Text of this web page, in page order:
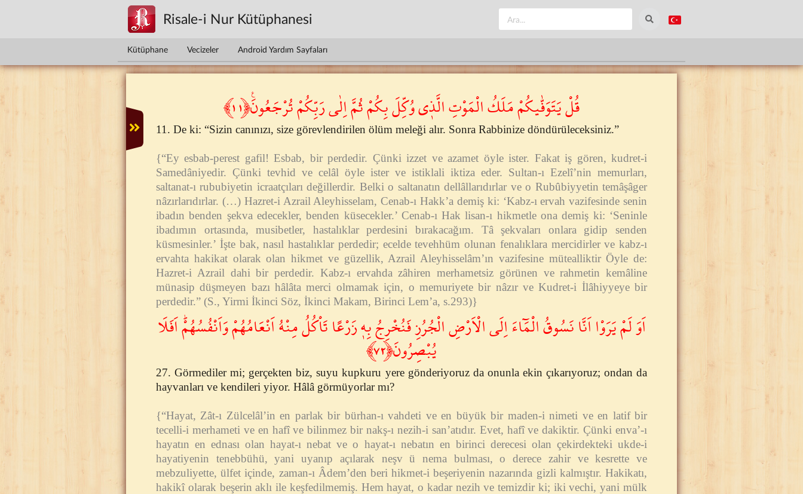
Risale-i Nur Kütüphanesi
Kütüphane Vecizeler Android Yardım Sayfaları
قُلْ يَتَوَفّٰيكُمْ مَلَكُ الْمَوْتِ الَّذ۪ى وُكِّلَ بِكُمْ ثُمَّ اِلٰى رَبِّكُمْ تُرْجَعُونَ۟﴿١١﴾
11. De ki: “Sizin canınızı, size görevlendirilen ölüm meleği alır. Sonra Rabbinize döndürüleceksiniz.”
{“Ey esbab-perest gafil! Esbab, bir perdedir. Çünki izzet ve azamet öyle ister. Fakat iş gören, kudret-i
Samedâniyedir. Çünki tevhid ve celâl öyle ister ve istiklali iktiza eder. Sultan-ı Ezelî’nin memurları,
saltanat-ı rububiyetin icraatçıları değillerdir. Belki o saltanatın dellâllarıdırlar ve o Rubûbiyyetin temâşâger
nâzırlarıdırlar. (…) Hazret-i Azrail Aleyhisselam, Cenab-ı Hakk’a demiş ki: ‘Kabz-ı ervah vazifesinde senin
ibadın benden şekva edecekler, benden küsecekler.’ Cenab-ı Hak lisan-ı hikmetle ona demiş ki: ‘Seninle
ibadımın ortasında, musibetler, hastalıklar perdesini bırakacağım. Tâ şekvaları onlara gidip senden
küsmesinler.’ İşte bak, nasıl hastalıklar perdedir; ecelde tevehhüm olunan fenalıklara mercidirler ve kabz-ı
ervahta hakikat olarak olan hikmet ve güzellik, Azrail Aleyhisselâm’ın vazifesine mütealliktir Öyle de:
Hazret-i Azrail dahi bir perdedir. Kabz-ı ervahda zâhiren merhametsiz görünen ve rahmetin kemâline
münasip düşmeyen bazı hâlâta merci olmamak için, o memuriyete bir nâzır ve Kudret-i İlâhiyyeye bir
perdedir.” (S., Yirmi İkinci Söz, İkinci Makam, Birinci Lem’a, s.293)}
اَوَ لَمْ يَرَوْا اَنَّا نَسُوقُ الْمَٓاءَ اِلَى الْاَرْضِ الْجُرُزِ فَنُخْرِجُ بِه۪ زَرْعًا تَاْكُلُ مِنْهُ اَنْعَامُهُمْ وَاَنْفُسُهُمْۜ اَفَلَا
يُبْصِرُونَ﴿٧٢﴾
27. Görmediler mi; gerçekten biz, suyu kupkuru yere gönderiyoruz da onunla ekin çıkarıyoruz; ondan da
hayvanları ve kendileri yiyor. Hâlâ görmüyorlar mı?
{“Hayat, Zât-ı Zülcelâl’in en parlak bir bürhan-ı vahdeti ve en büyük bir maden-i nimeti ve en latif bir
tecelli-i merhameti ve en hafî ve bilinmez bir nakş-ı nezih-i san’atıdır. Evet, hafî ve dakiktir. Çünki enva’-ı
hayatın en ednası olan hayat-ı nebat ve o hayat-ı nebatın en birinci derecesi olan çekirdekteki ukde-i
hayatiyenin tenebbühü, yani uyanıp açılarak neşv ü nema bulması, o derece zahir ve kesrette ve
mebzuliyette, ülfet içinde, zaman-ı Âdem’den beri hikmet-i beşeriyenin nazarında gizli kalmıştır. Hakikatı,
hakikî olarak beşerin aklı ile keşfedilmemiş. Hem hayat, o kadar nezih ve temizdir ki; iki vechi, yani mülk